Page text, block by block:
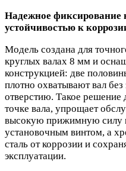
Надежное фиксирование
устойчивостью к
Модель создана для
круглых валах 8 мм и
конструкцией: две
плотно охватывают вал
отверстию. Такое решение
точке вала, упрощает
высокую прижимную силу
установочным винтом, а
сталь от коррозии и
эксплуатации.